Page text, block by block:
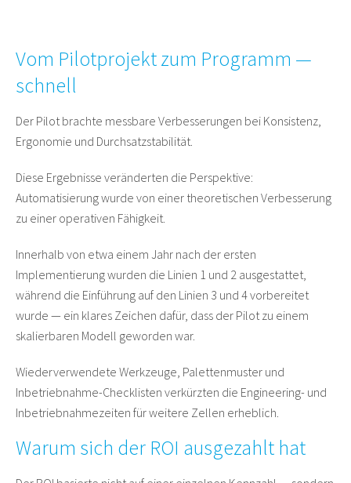
Vom Pilotprojekt zum Programm —
schnell
Der Pilot brachte messbare Verbesserungen bei Konsistenz,
Ergonomie und Durchsatzstabilität.
Diese Ergebnisse veränderten die Perspektive:
Automatisierung wurde von einer theoretischen Verbesserung
zu einer operativen Fähigkeit.
Innerhalb von etwa einem Jahr nach der ersten
Implementierung wurden die Linien 1 und 2 ausgestattet,
während die Einführung auf den Linien 3 und 4 vorbereitet
wurde — ein klares Zeichen dafür, dass der Pilot zu einem
skalierbaren Modell geworden war.
Wiederverwendete Werkzeuge, Palettenmuster und
Inbetriebnahme-Checklisten verkürzten die Engineering- und
Inbetriebnahmezeiten für weitere Zellen erheblich.
Warum sich der ROI ausgezahlt hat